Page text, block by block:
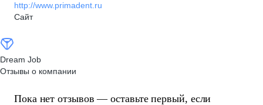
http://www.primadent.ru
Сайт
Dream Job
Отзывы о компании
Пока нет отзывов — оставьте первый, если